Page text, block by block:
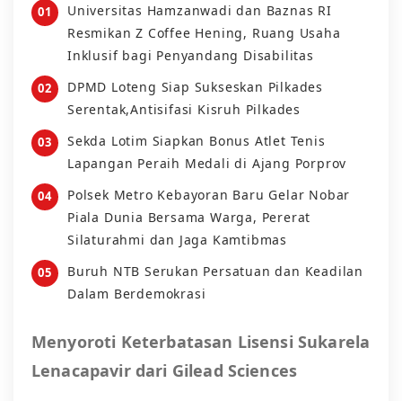
Universitas Hamzanwadi dan Baznas RI
Resmikan Z Coffee Hening, Ruang Usaha
Inklusif bagi Penyandang Disabilitas
DPMD Loteng Siap Sukseskan Pilkades
Serentak,Antisifasi Kisruh Pilkades
Sekda Lotim Siapkan Bonus Atlet Tenis
Lapangan Peraih Medali di Ajang Porprov
Polsek Metro Kebayoran Baru Gelar Nobar
Piala Dunia Bersama Warga, Pererat
Silaturahmi dan Jaga Kamtibmas
Buruh NTB Serukan Persatuan dan Keadilan
Dalam Berdemokrasi
Menyoroti Keterbatasan Lisensi Sukarela
Lenacapavir dari Gilead Sciences